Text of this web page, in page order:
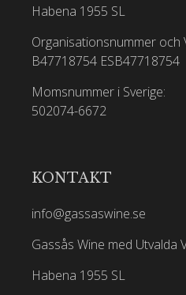
Habena 1955 SL
Organisationsnummer och
B47718754 ESB47718754
Momsnummer i Sverige:
502074-6672
KONTAKT
info@gassaswine.se
Gassås Wine med Utvalda
Habena 1955 SL